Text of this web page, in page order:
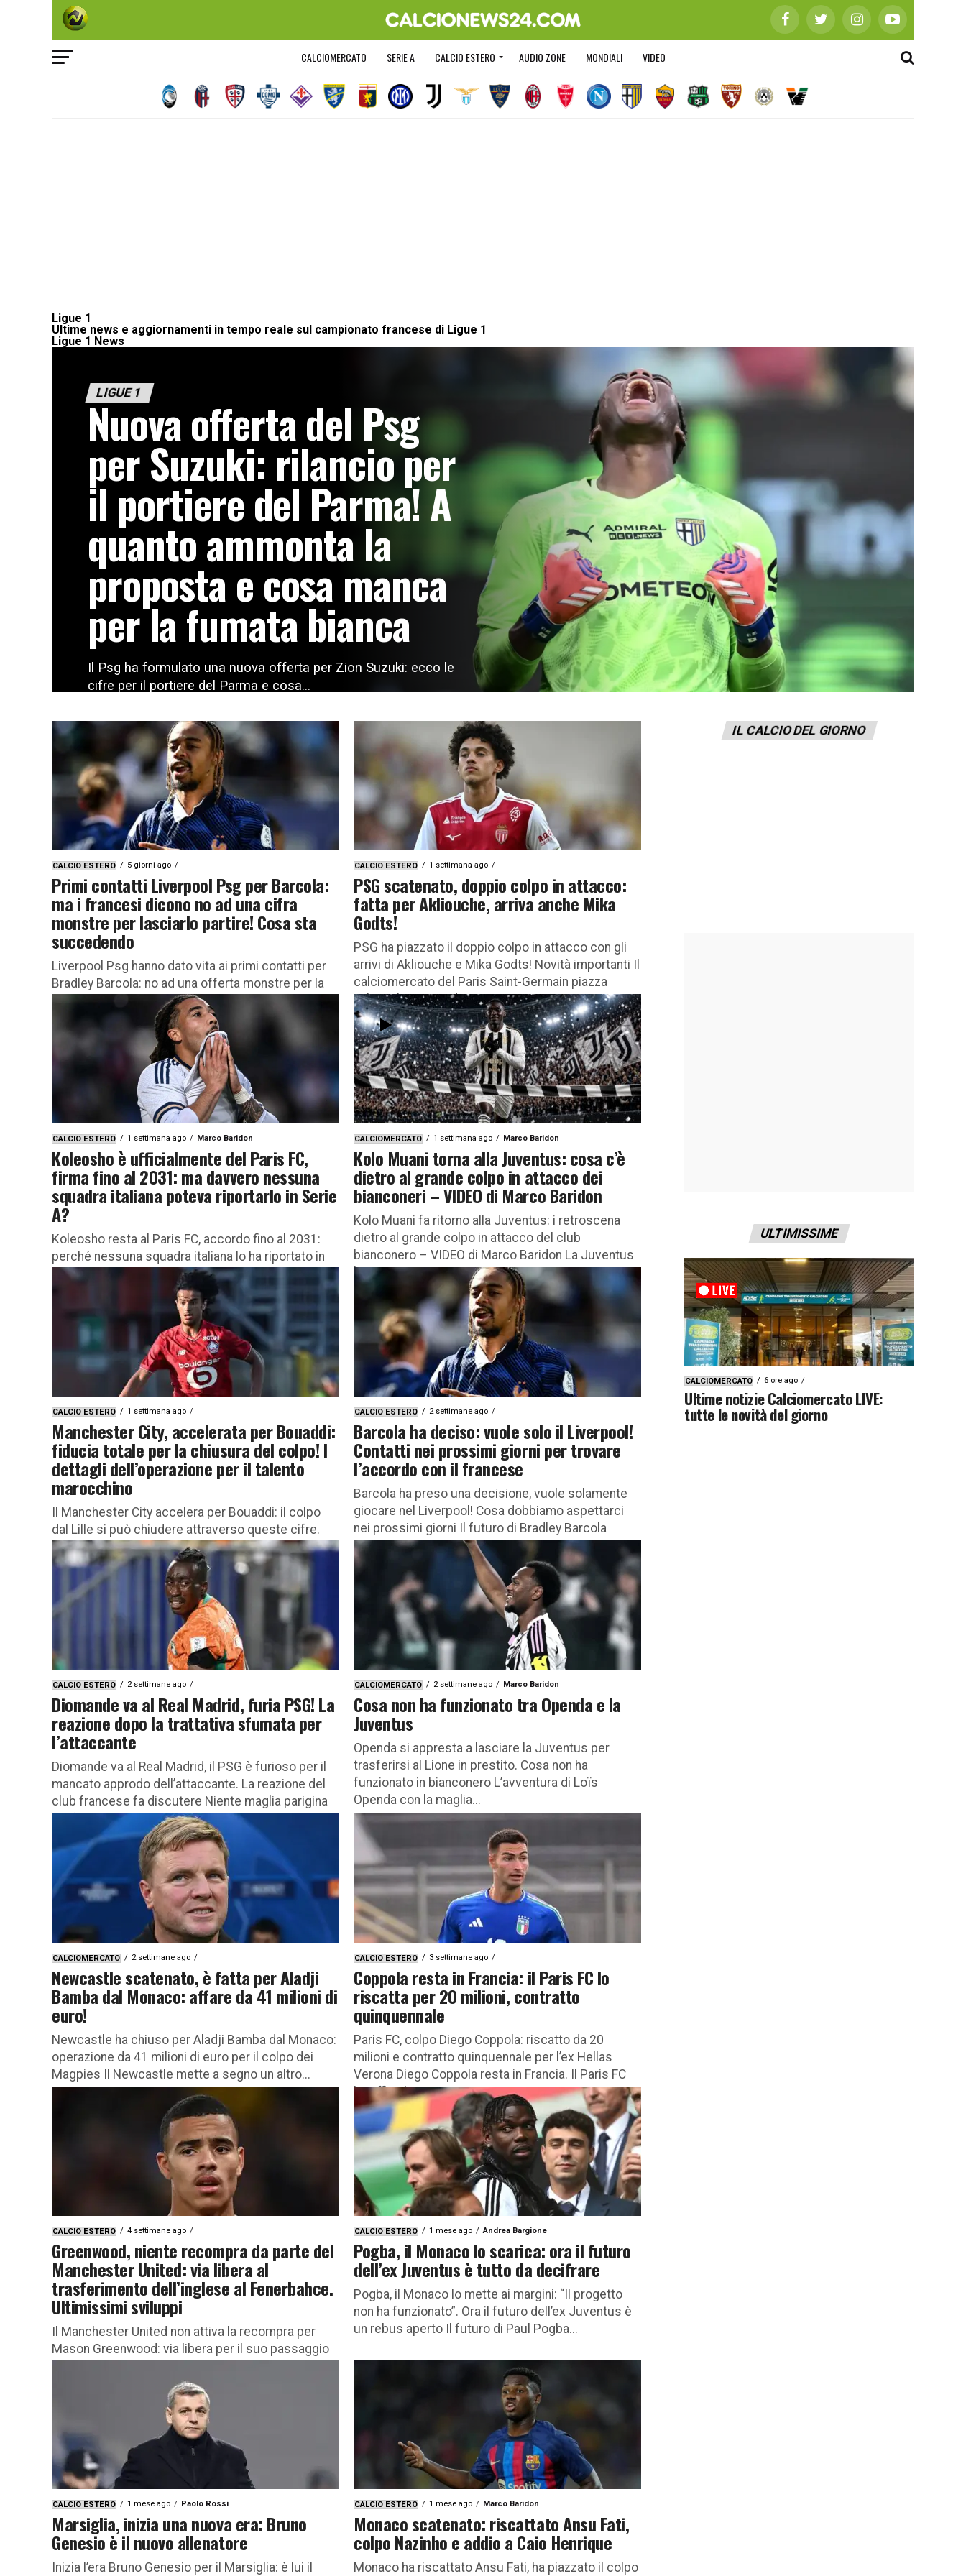
CALCIOMERCATO SERIE A CALCIO ESTERO AUDIO ZONE MONDIALI VIDEO
Ligue 1
Ultime news e aggiornamenti in tempo reale sul campionato francese di Ligue 1
Ligue 1 News
LIGUE 1
Nuova offerta del Psg
per Suzuki: rilancio per
il portiere del Parma! A
quanto ammonta la
proposta e cosa manca
per la fumata bianca
Il Psg ha formulato una nuova offerta per Zion Suzuki: ecco le
cifre per il portiere del Parma e cosa...
CALCIO ESTERO 5 giorni ago
Primi contatti Liverpool Psg per Barcola:
ma i francesi dicono no ad una cifra
monstre per lasciarlo partire! Cosa sta
succedendo
Liverpool Psg hanno dato vita ai primi contatti per
Bradley Barcola: no ad una offerta monstre per la
cessione! Cosa sta succedendo Il calciomercato
entra nel...
CALCIO ESTERO 1 settimana ago
PSG scatenato, doppio colpo in attacco:
fatta per Akliouche, arriva anche Mika
Godts!
PSG ha piazzato il doppio colpo in attacco con gli
arrivi di Akliouche e Mika Godts! Novità importanti Il
calciomercato del Paris Saint-Germain piazza
un’accelerazione decisiva...
CALCIO ESTERO 1 settimana ago Marco Baridon
Koleosho è ufficialmente del Paris FC,
firma fino al 2031: ma davvero nessuna
squadra italiana poteva riportarlo in Serie
A?
Koleosho resta al Paris FC, accordo fino al 2031:
perché nessuna squadra italiana lo ha riportato in
Serie A? Dopo una prima fase di stagione vissuta...
CALCIOMERCATO 1 settimana ago Marco Baridon
Kolo Muani torna alla Juventus: cosa c’è
dietro al grande colpo in attacco dei
bianconeri – VIDEO di Marco Baridon
Kolo Muani fa ritorno alla Juventus: i retroscena
dietro al grande colpo in attacco del club
bianconero – VIDEO di Marco Baridon La Juventus
ha ritrovato...
CALCIO ESTERO 1 settimana ago
Manchester City, accelerata per Bouaddi:
fiducia totale per la chiusura del colpo! I
dettagli dell’operazione per il talento
marocchino
Il Manchester City accelera per Bouaddi: il colpo
dal Lille si può chiudere attraverso queste cifre.
Novità e dettagli importanti Il Manchester City si
prepara a...
CALCIO ESTERO 2 settimane ago
Barcola ha deciso: vuole solo il Liverpool!
Contatti nei prossimi giorni per trovare
l’accordo con il francese
Barcola ha preso una decisione, vuole solamente
giocare nel Liverpool! Cosa dobbiamo aspettarci
nei prossimi giorni Il futuro di Bradley Barcola
potrebbe presto tingersi di rosso....
CALCIO ESTERO 2 settimane ago
Diomande va al Real Madrid, furia PSG! La
reazione dopo la trattativa sfumata per
l’attaccante
Diomande va al Real Madrid, il PSG è furioso per il
mancato approdo dell’attaccante. La reazione del
club francese fa discutere Niente maglia parigina
nel futuro...
CALCIOMERCATO 2 settimane ago Marco Baridon
Cosa non ha funzionato tra Openda e la
Juventus
Openda si appresta a lasciare la Juventus per
trasferirsi al Lione in prestito. Cosa non ha
funzionato in bianconero L’avventura di Loïs
Openda con la maglia...
CALCIOMERCATO 2 settimane ago
Newcastle scatenato, è fatta per Aladji
Bamba dal Monaco: affare da 41 milioni di
euro!
Newcastle ha chiuso per Aladji Bamba dal Monaco:
operazione da 41 milioni di euro per il colpo dei
Magpies Il Newcastle mette a segno un altro...
CALCIO ESTERO 3 settimane ago
Coppola resta in Francia: il Paris FC lo
riscatta per 20 milioni, contratto
quinquennale
Paris FC, colpo Diego Coppola: riscatto da 20
milioni e contratto quinquennale per l’ex Hellas
Verona Diego Coppola resta in Francia. Il Paris FC
ha ufficializzato...
CALCIO ESTERO 4 settimane ago
Greenwood, niente recompra da parte del
Manchester United: via libera al
trasferimento dell’inglese al Fenerbahce.
Ultimissimi sviluppi
Il Manchester United non attiva la recompra per
Mason Greenwood: via libera per il suo passaggio
CALCIO ESTERO 1 mese ago Andrea Bargione
Pogba, il Monaco lo scarica: ora il futuro
dell’ex Juventus è tutto da decifrare
Pogba, il Monaco lo mette ai margini: “Il progetto
non ha funzionato”. Ora il futuro dell’ex Juventus è
un rebus aperto Il futuro di Paul Pogba...
CALCIO ESTERO 1 mese ago Paolo Rossi
Marsiglia, inizia una nuova era: Bruno
Genesio è il nuovo allenatore
Inizia l’era Bruno Genesio per il Marsiglia: è lui il
CALCIO ESTERO 1 mese ago Marco Baridon
Monaco scatenato: riscattato Ansu Fati,
colpo Nazinho e addio a Caio Henrique
Monaco ha riscattato Ansu Fati, ha piazzato il colpo
IL CALCIO DEL GIORNO
ULTIMISSIME
CALCIOMERCATO 6 ore ago
Ultime notizie Calciomercato LIVE:
tutte le novità del giorno